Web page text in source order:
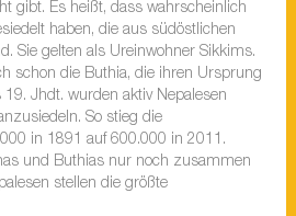
gibt. Es heißt, dass wahrscheinlich
haben, die aus südöstlichen
Sie gelten als Ureinwohner Sikkims.
schon die Buthia, die ihren Ursprung
19. Jhdt. wurden aktiv Nepalesen
So stieg die
in 1891 auf 600.000 in 2011.
und Buthias nur noch zusammen
stellen die größte